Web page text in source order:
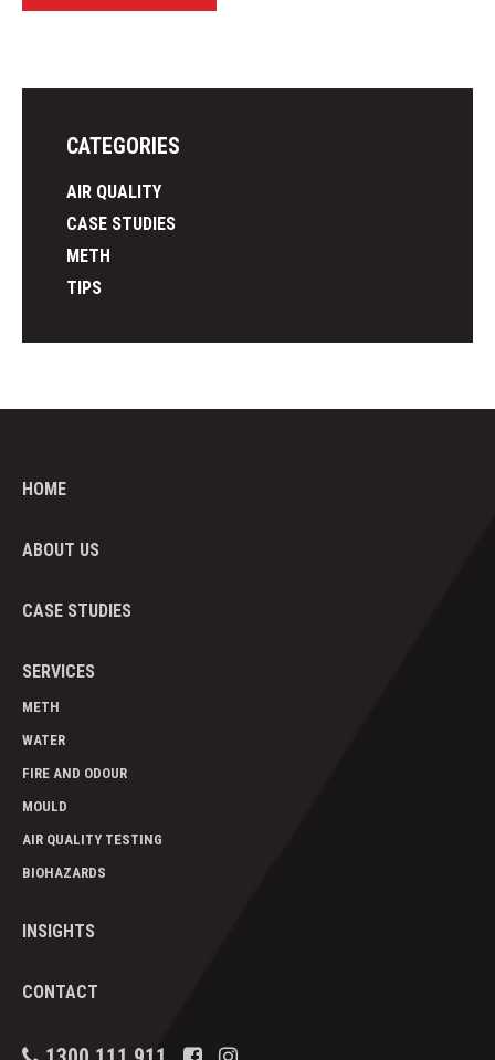
CATEGORIES
AIR QUALITY
CASE STUDIES
METH
TIPS
HOME
ABOUT US
CASE STUDIES
SERVICES
METH
WATER
FIRE AND ODOUR
MOULD
AIR QUALITY TESTING
BIOHAZARDS
INSIGHTS
CONTACT